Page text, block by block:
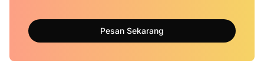
Pesan Sekarang